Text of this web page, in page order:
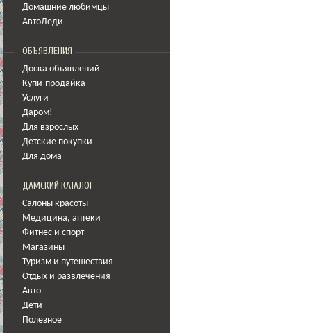
Домашние любимцы
АвтоЛеди
ОБЪЯВЛЕНИЯ
Доска объявлений
Купи-продайка
Услуги
Даром!
Для взрослых
Детские покупки
Для дома
ДАМСКИЙ КАТАЛОГ
Салоны красоты
Медицина, аптеки
Фитнес и спорт
Магазины
Туризм и путешествия
Отдых и развлечения
Авто
Дети
Полезное